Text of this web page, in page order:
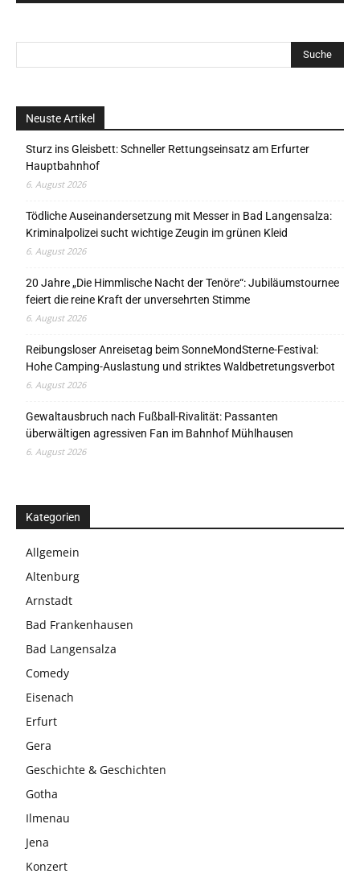
Neuste Artikel
Sturz ins Gleisbett: Schneller Rettungseinsatz am Erfurter
Hauptbahnhof
6. August 2026
Tödliche Auseinandersetzung mit Messer in Bad Langensalza:
Kriminalpolizei sucht wichtige Zeugin im grünen Kleid
6. August 2026
20 Jahre „Die Himmlische Nacht der Tenöre“: Jubiläumstournee
feiert die reine Kraft der unversehrten Stimme
6. August 2026
Reibungsloser Anreisetag beim SonneMondSterne-Festival:
Hohe Camping-Auslastung und striktes Waldbetretungsverbot
6. August 2026
Gewaltausbruch nach Fußball-Rivalität: Passanten
überwältigen agressiven Fan im Bahnhof Mühlhausen
6. August 2026
Kategorien
Allgemein
Altenburg
Arnstadt
Bad Frankenhausen
Bad Langensalza
Comedy
Eisenach
Erfurt
Gera
Geschichte & Geschichten
Gotha
Ilmenau
Jena
Konzert